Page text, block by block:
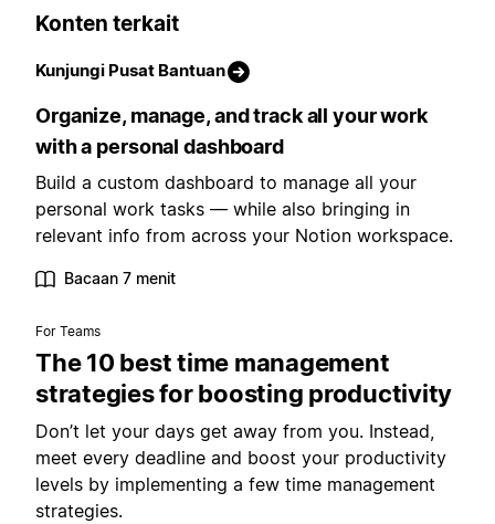
Konten terkait
Kunjungi Pusat Bantuan
Organize, manage, and track all your work
with a personal dashboard
Build a custom dashboard to manage all your
personal work tasks — while also bringing in
relevant info from across your Notion workspace.
Bacaan 7 menit
For Teams
The 10 best time management
strategies for boosting productivity
Don’t let your days get away from you. Instead,
meet every deadline and boost your productivity
levels by implementing a few time management
strategies.